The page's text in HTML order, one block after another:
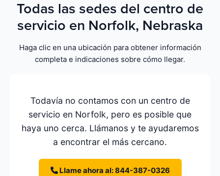
Todas las sedes del centro de
servicio en Norfolk, Nebraska
Haga clic en una ubicación para obtener información
completa e indicaciones sobre cómo llegar.
Todavía no contamos con un centro de
servicio en Norfolk, pero es posible que
haya uno cerca. Llámanos y te ayudaremos
a encontrar el más cercano.
Llame ahora al: 844-387-0326